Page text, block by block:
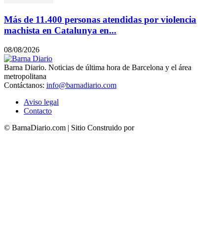
Más de 11.400 personas atendidas por violencia
machista en Catalunya en...
08/08/2026
Barna Diario. Noticias de última hora de Barcelona y el área
metropolitana
Contáctanos: info@barnadiario.com
Aviso legal
Contacto
© BarnaDiario.com | Sitio Construido por